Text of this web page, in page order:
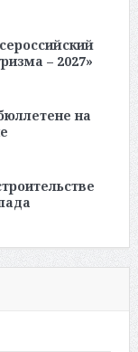
– 2027»
на